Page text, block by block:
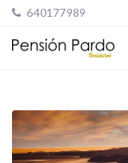
640177989